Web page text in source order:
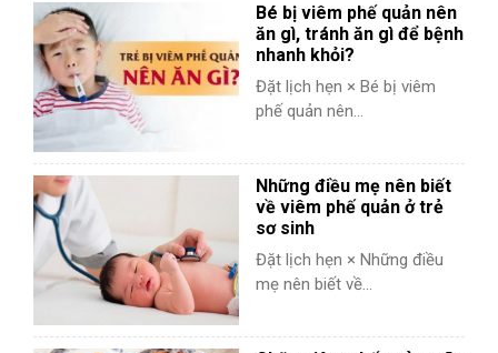
Bé bị viêm phế quản nên
ăn gì, tránh ăn gì để bệnh
nhanh khỏi?
Đặt lịch hẹn × Bé bị viêm
phế quản nên...
Những điều mẹ nên biết
về viêm phế quản ở trẻ
sơ sinh
Đặt lịch hẹn × Những điều
mẹ nên biết về...